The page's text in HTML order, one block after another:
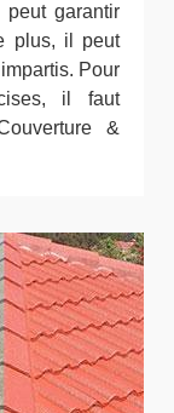
peut garantir
plus, il peut
Pour
il faut
&